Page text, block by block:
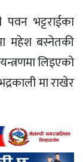
पवन भट्टराईका
महेश बस्नेतकी
लिइएको
मा राखेर